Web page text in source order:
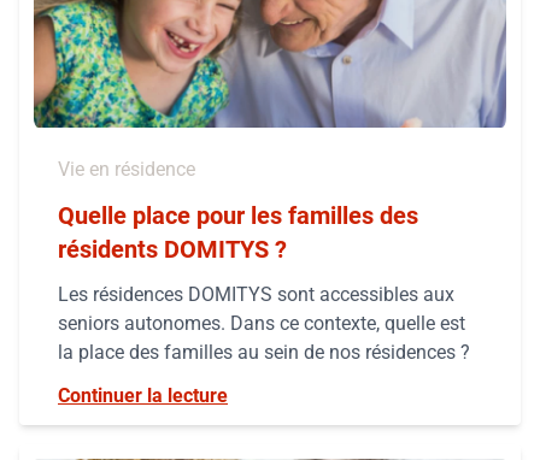
Vie en résidence
Quelle place pour les familles des
résidents DOMITYS ?
Les résidences DOMITYS sont accessibles aux
seniors autonomes. Dans ce contexte, quelle est
la place des familles au sein de nos résidences ?
Continuer la lecture